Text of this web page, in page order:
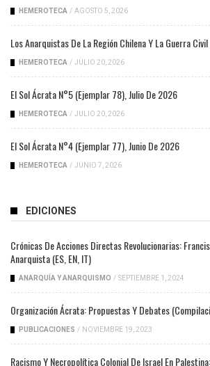
HEMEROTECA / AGOSTO 5, 2026
Los Anarquistas De La Región Chilena Y La Guerra
HEMEROTECA / JULIO 20, 2026
El Sol Ácrata N°5 (ejemplar 78), Julio De 2026
HEMEROTECA / JULIO 20, 2026
El Sol Ácrata N°4 (ejemplar 77), Junio De 2026
HEMEROTECA / JUNIO 7, 2026
EDICIONES
Crónicas De Acciones Directas Revolucionarias:
Anarquista (ES, EN, IT)
ANARQUÍA Y ANARQUISMO / SEPTIEMBRE 1, 2024
Organización Ácrata: Propuestas Y Debates
PUBLICACIONES / NOVIEMBRE 19, 2023
Racismo Y Necropolítica Colonial De Israel En